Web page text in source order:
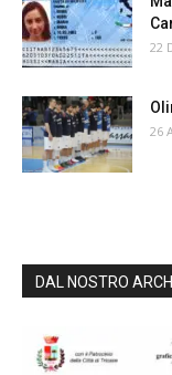
22
26
DAL NOSTRO